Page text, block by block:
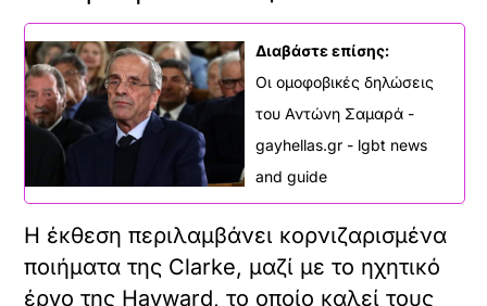
ν
α
φ
ο
ρ
σ
τ
α
υ
Διαβάστε επίσης:
Οι ομοφοβικές δηλώσεις
του Αντώνη Σαμαρά -
gayhellas.gr - lgbt news
and guide
Η έκθεση περιλαμβάνει κορνιζαρισμένα
ποιήματα της Clarke, μαζί με το ηχητικό
έργο της Hayward, το οποίο καλεί τους